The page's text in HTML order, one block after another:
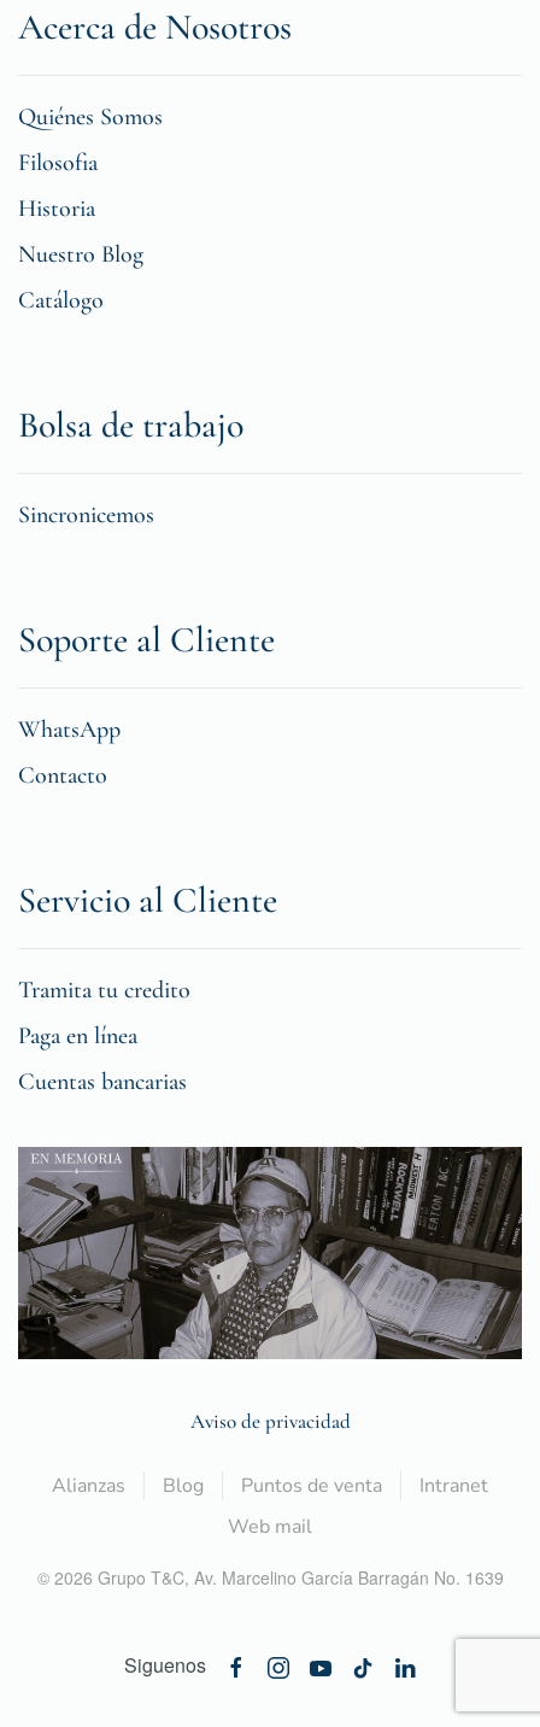
Acerca de Nosotros
Quiénes Somos
Filosofia
Historia
Nuestro Blog
Catálogo
Bolsa de trabajo
Sincronicemos
Soporte al Cliente
WhatsApp
Contacto
Servicio al Cliente
Tramita tu credito
Paga en línea
Cuentas bancarias
Aviso de privacidad
Alianzas Blog Puntos de venta
Intranet
Web mail
© 2026 Grupo T&C, Av. Marcelino García Barragán No. 1639
Siguenos